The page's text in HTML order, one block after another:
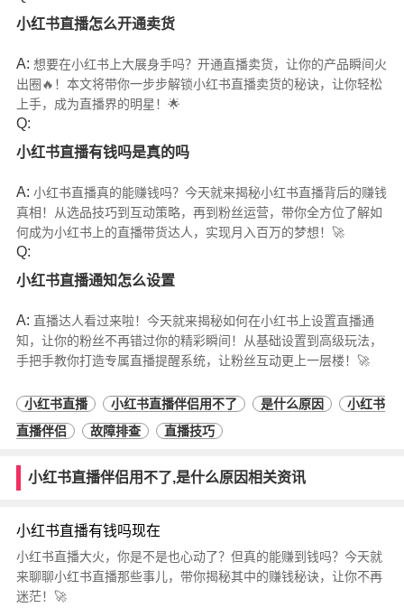
小红书直播怎么开通卖货
A: 想要在小红书上大展身手吗？开通直播卖货，让你的产品瞬间火
出圈🔥！本文将带你一步步解锁小红书直播卖货的秘诀，让你轻松
上手，成为直播界的明星！🌟
Q:
小红书直播有钱吗是真的吗
A: 小红书直播真的能赚钱吗？今天就来揭秘小红书直播背后的赚钱
真相！从选品技巧到互动策略，再到粉丝运营，带你全方位了解如
何成为小红书上的直播带货达人，实现月入百万的梦想！🚀
Q:
小红书直播通知怎么设置
A: 直播达人看过来啦！今天就来揭秘如何在小红书上设置直播通
知，让你的粉丝不再错过你的精彩瞬间！从基础设置到高级玩法，
手把手教你打造专属直播提醒系统，让粉丝互动更上一层楼！🚀
小红书直播 小红书直播伴侣用不了 是什么原因
小红书
直播伴侣
故障排查 直播技巧
小红书直播伴侣用不了,是什么原因相关资讯
小红书直播有钱吗现在
小红书直播大火，你是不是也心动了？但真的能赚到钱吗？今天就
来聊聊小红书直播那些事儿，带你揭秘其中的赚钱秘诀，让你不再
迷茫！🚀